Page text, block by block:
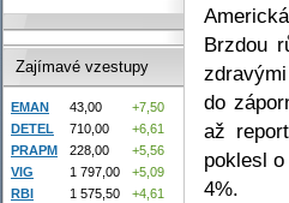
Brzdou
do
až
poklesl
4%.
Zajímavé vzestupy
EMAN 43,00
+7,50
DETEL
710,00
+6,61
PRAPM
228,00
+5,56
VIG
1 797,00
+5,09
RBI
1 575,50 +4,61